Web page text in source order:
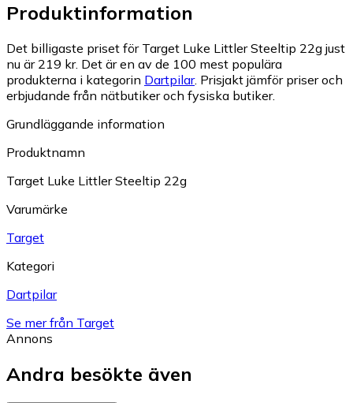
Produktinformation
Det billigaste priset för Target Luke Littler Steeltip 22g just
nu är 219 kr. Det är en av de 100 mest populära
produkterna i kategorin Dartpilar. Prisjakt jämför priser och
erbjudande från nätbutiker och fysiska butiker.
Grundläggande information
Produktnamn
Target Luke Littler Steeltip 22g
Varumärke
Target
Kategori
Dartpilar
Se mer från Target
Annons
Andra besökte även